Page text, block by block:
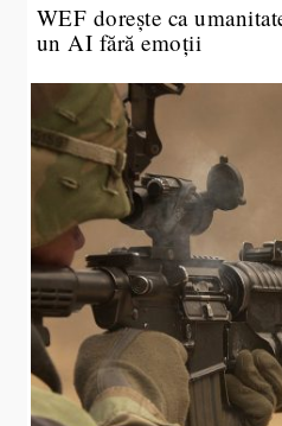
WEF dorește ca
un AI fără emoții